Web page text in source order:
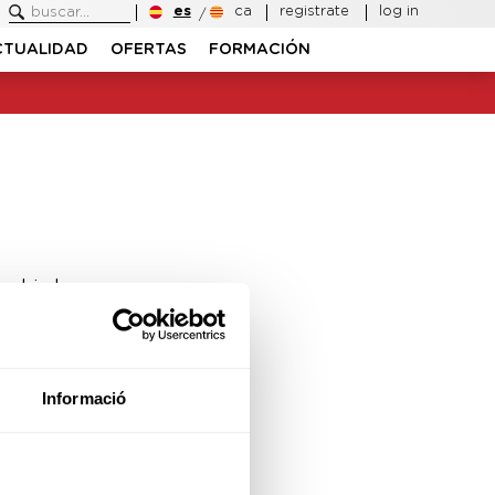
Informació
es ca registrate log in
OFERTAS FORMACIÓN